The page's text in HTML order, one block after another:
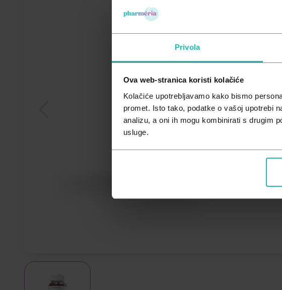
Privola
Ova web-stranica koristi kolačiće
Kolačiće upotrebljavamo kako bismo
promet. Isto tako, podatke o vašoj upotrebi
analizu, a oni ih mogu kombinirati s drugim
usluge.